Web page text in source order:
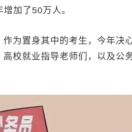
加了50万人。
置身其中的考生，今年决
校就业指导老师们，以及公